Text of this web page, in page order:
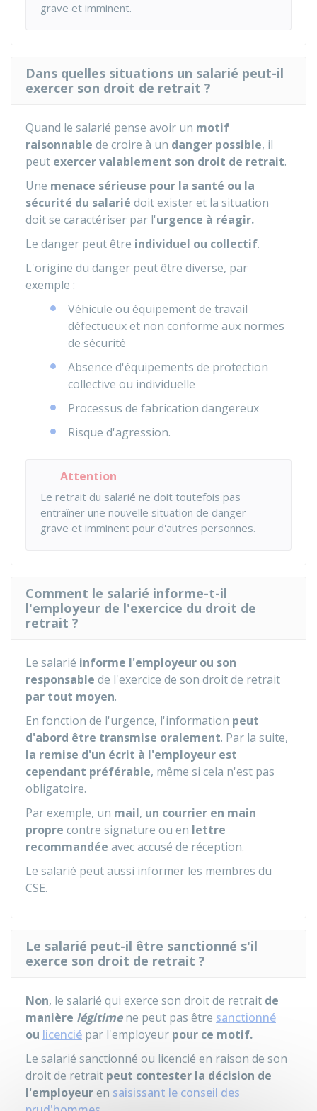
grave et imminent.
Dans quelles situations un salarié peut-il
exercer son droit de retrait ?
Quand le salarié pense avoir un motif
raisonnable de croire à un danger possible, il
peut exercer valablement son droit de retrait.
Une menace sérieuse pour la santé ou la
sécurité du salarié doit exister et la situation
doit se caractériser par l'urgence à réagir.
Le danger peut être individuel ou collectif.
L'origine du danger peut être diverse, par
exemple :
Véhicule ou équipement de travail
défectueux et non conforme aux normes
de sécurité
Absence d'équipements de protection
collective ou individuelle
Processus de fabrication dangereux
Risque d'agression.
Attention
Le retrait du salarié ne doit toutefois pas
entraîner une nouvelle situation de danger
grave et imminent pour d'autres personnes.
Comment le salarié informe-t-il
l'employeur de l'exercice du droit de
retrait ?
Le salarié informe l'employeur ou son
responsable de l'exercice de son droit de retrait
par tout moyen.
En fonction de l'urgence, l'information peut
d'abord être transmise oralement. Par la suite,
la remise d'un écrit à l'employeur est
cependant préférable, même si cela n'est pas
obligatoire.
Par exemple, un mail, un courrier en main
propre contre signature ou en lettre
recommandée avec accusé de réception.
Le salarié peut aussi informer les membres du
CSE.
Le salarié peut-il être sanctionné s'il
exerce son droit de retrait ?
Non, le salarié qui exerce son droit de retrait de
manière légitimene peut pas être sanctionné
ou licencié par l'employeur pour ce motif.
Le salarié sanctionné ou licencié en raison de son
droit de retrait peut contester la décision de
l'employeuren saisissant le conseil des